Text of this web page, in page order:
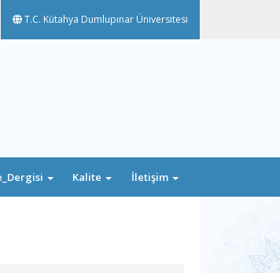
T.C. Kütahya Dumlupınar Üniversitesi
Kalite İletişim